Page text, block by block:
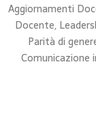
Aggiornamenti
Docente,
Parità di
Comunicazione